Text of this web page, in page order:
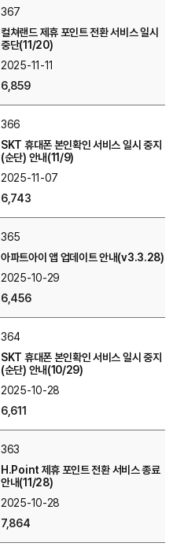
367
컬쳐랜드 제휴 포인트 전환 서비스 일시
중단(11/20)
2025-11-11
6,859
366
SKT 휴대폰 본인확인 서비스 일시 중지
(순단) 안내(11/9)
2025-11-07
6,743
365
아파트아이 앱 업데이트 안내(v3.3.28)
2025-10-29
6,456
364
SKT 휴대폰 본인확인 서비스 일시 중지
(순단) 안내(10/29)
2025-10-28
6,611
363
H.Point 제휴 포인트 전환 서비스 종료
안내(11/28)
2025-10-28
7,864